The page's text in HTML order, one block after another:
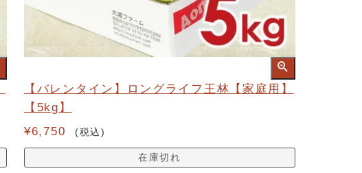
【バレンタイン】ロングライフ王林【家庭用】
【5kg】
¥6,750 税込
在庫切れ